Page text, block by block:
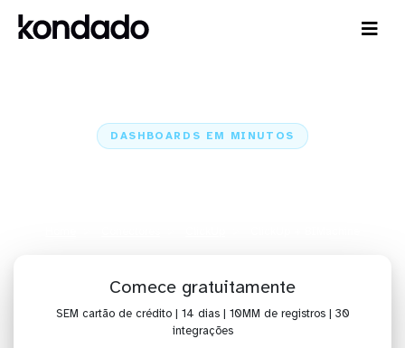
DASHBOARDS EM MINUTOS
Comece gratuitamente
SEM cartão de crédito | 14 dias | 10MM de registros | 30
integrações